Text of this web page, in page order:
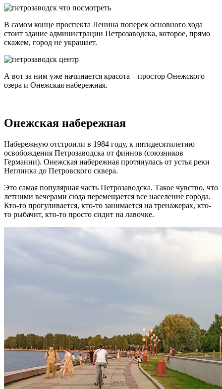
В самом конце проспекта Ленина поперек основного хода
стоит здание администрации Петрозаводска, которое, прямо
скажем, город не украшает.
А вот за ним уже начинается красота – простор Онежского
озера и Онежская набережная.
Онежская набережная
Набережную отстроили в 1984 году, к пятидесятилетию
освобождения Петрозаводска от финнов (союзников
Германии). Онежская набережная протянулась от устья реки
Неглинка до Петровского сквера.
Это самая популярная часть Петрозаводска. Такое чувство, что
летними вечерами сюда перемещается все население города.
Кто-то прогуливается, кто-то занимается на тренажерах, кто-
то рыбачит, кто-то просто сидит на лавочке.